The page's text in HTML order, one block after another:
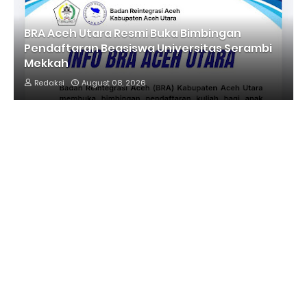
BRA Aceh Utara Resmi Buka Bimbingan
Pendaftaran Beasiswa Universitas Serambi
Mekkah
Redaksi August 08, 2026